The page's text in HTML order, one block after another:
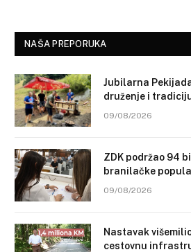
NAŠA PREPORUKA
Jubilarna
druženje i
09/08/2026
ZDK podržao 94
branilačke
09/08/2026
Nastavak
cestovnu